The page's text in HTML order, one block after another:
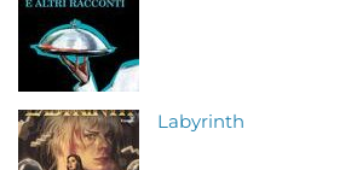
Labyrinth